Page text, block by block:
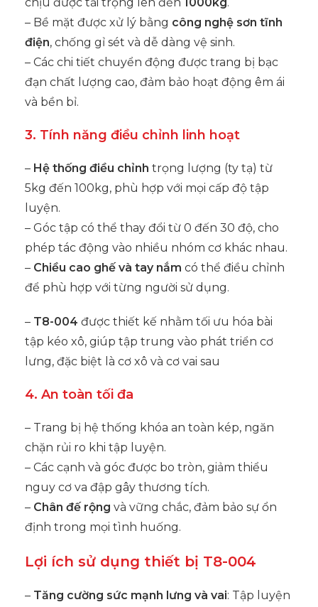
– Bề mặt được xử lý bằng công nghệ sơn tĩnh
điện, chống gỉ sét và dễ dàng vệ sinh.
– Các chi tiết chuyển động được trang bị bạc
đạn chất lượng cao, đảm bảo hoạt động êm ái
và bền bỉ.
3. Tính năng điều chỉnh linh hoạt
– Hệ thống điều chỉnh trọng lượng (ty tạ) từ
5kg đến 100kg, phù hợp với mọi cấp độ tập
luyện.
– Góc tập có thể thay đổi từ 0 đến 30 độ, cho
phép tác động vào nhiều nhóm cơ khác nhau.
– Chiều cao ghế và tay nắm có thể điều chỉnh
để phù hợp với từng người sử dụng.
– T8-004 được thiết kế nhằm tối ưu hóa bài
tập kéo xô, giúp tập trung vào phát triển cơ
lưng, đặc biệt là cơ xô và cơ vai sau
4. An toàn tối đa
– Trang bị hệ thống khóa an toàn kép, ngăn
chặn rủi ro khi tập luyện.
– Các cạnh và góc được bo tròn, giảm thiểu
nguy cơ va đập gây thương tích.
– Chân đế rộng và vững chắc, đảm bảo sự ổn
định trong mọi tình huống.
Lợi ích sử dụng thiết bị T8-004
– Tăng cường sức mạnh lưng và vai: Tập luyện